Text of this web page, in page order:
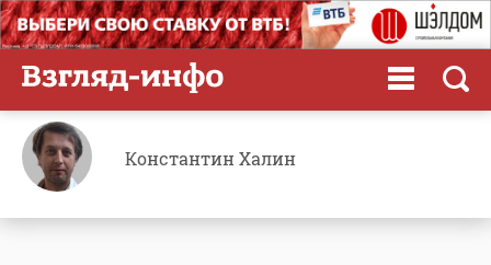
Константин Халин